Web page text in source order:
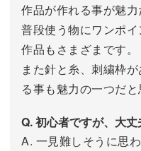
作品が作れる事が魅力
普段使う物にワンポ
作品もさまざまです。
また針と糸、刺繍枠
る事も魅力の一つだと
Q. 初心者ですが、大
A. 一見難しそうに思